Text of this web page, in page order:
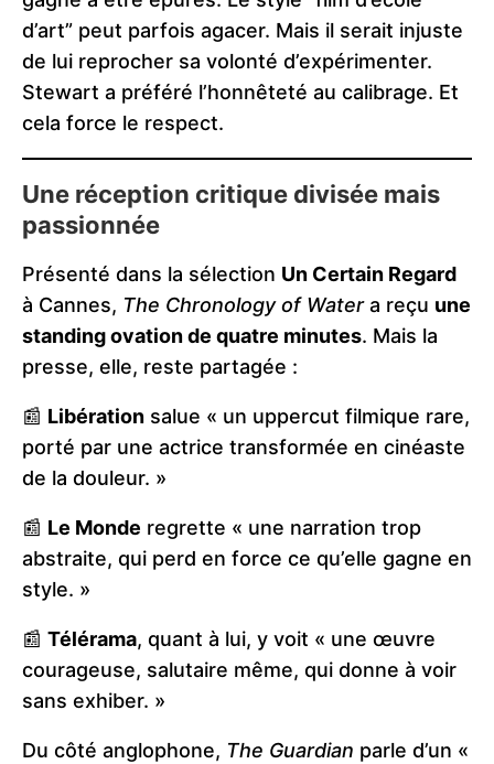
d’art” peut parfois agacer. Mais il serait injuste
de lui reprocher sa volonté d’expérimenter.
Stewart a préféré l’honnêteté au calibrage. Et
cela force le respect.
Une réception critique divisée mais
passionnée
Présenté dans la sélection Un Certain Regard
à Cannes, The Chronology of Watera reçu une
standing ovation de quatre minutes. Mais la
presse, elle, reste partagée :
📰 Libération salue « un uppercut filmique rare,
porté par une actrice transformée en cinéaste
de la douleur. »
📰 Le Monde regrette « une narration trop
abstraite, qui perd en force ce qu’elle gagne en
style. »
📰 Télérama, quant à lui, y voit « une œuvre
courageuse, salutaire même, qui donne à voir
sans exhiber. »
Du côté anglophone, The Guardian parle d’un «